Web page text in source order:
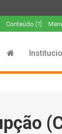
Conteúdo [1]